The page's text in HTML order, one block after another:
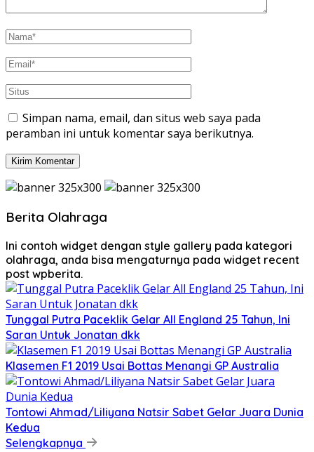
Simpan nama, email, dan situs web saya pada
peramban ini untuk komentar saya berikutnya.
Berita Olahraga
Ini contoh widget dengan style gallery pada kategori
olahraga, anda bisa mengaturnya pada widget recent
post wpberita.
Tunggal Putra Paceklik Gelar All England 25 Tahun, Ini
Saran Untuk Jonatan dkk
Klasemen F1 2019 Usai Bottas Menangi GP Australia
Tontowi Ahmad/Liliyana Natsir Sabet Gelar Juara Dunia
Kedua
Selengkapnya